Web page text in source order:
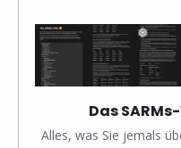
Das
Alles, was Sie jemals